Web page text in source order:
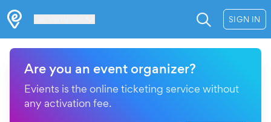
SIGN IN
Are you an event organizer?
Evients is the online ticketing service without
any activation fee.